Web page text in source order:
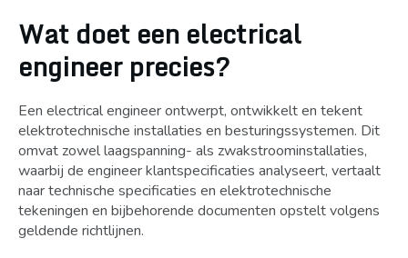
Wat doet een electrical
engineer precies?
Een electrical engineer ontwerpt, ontwikkelt en tekent
elektrotechnische installaties en besturingssystemen. Dit
omvat zowel laagspanning- als zwakstroominstallaties,
waarbij de engineer klantspecificaties analyseert, vertaalt
naar technische specificaties en elektrotechnische
tekeningen en bijbehorende documenten opstelt volgens
geldende richtlijnen.